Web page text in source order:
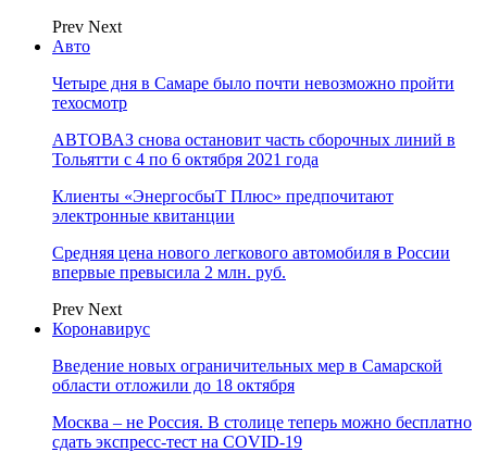
Prev Next
Авто
Четыре дня в Самаре было почти невозможно пройти
техосмотр
АВТОВАЗ снова остановит часть сборочных линий в
Тольятти с 4 по 6 октября 2021 года
Клиенты «ЭнергосбыТ Плюс» предпочитают
электронные квитанции
Средняя цена нового легкового автомобиля в России
впервые превысила 2 млн. руб.
Prev Next
Коронавирус
Введение новых ограничительных мер в Самарской
области отложили до 18 октября
Москва – не Россия. В столице теперь можно бесплатно
сдать экспресс-тест на COVID-19